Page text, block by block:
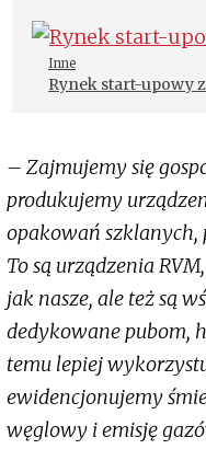
Inne
Rynek start-upowy
– Zajmujemy się
produkujemy
opakowań
To są urządzenia
jak nasze, ale też są
dedykowane pubom,
temu lepiej
ewidencjonujemy
węglowy i emisję